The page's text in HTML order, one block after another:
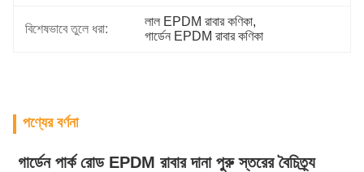
বিশেষভাবে তুলে ধরা:
লাল EPDM রাবার কণিকা,
গার্ডেন EPDM রাবার কণিকা
পণ্যের বর্ণনা
গার্ডেন পার্ক রোড EPDM রাবার দানা পুরু স্তরের বৈচিত্র্য